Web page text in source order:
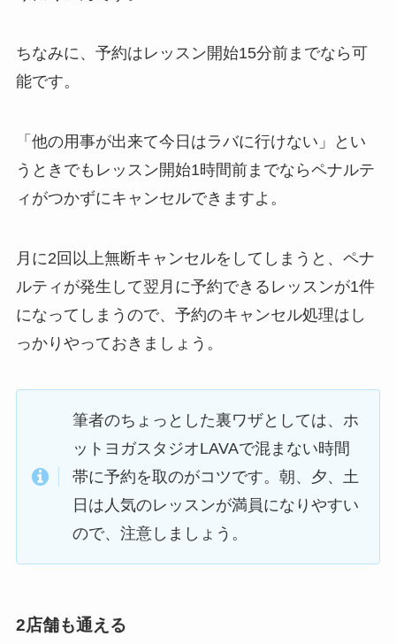
ちなみに、予約はレッスン開始15分前までなら可
能です。
「他の用事が出来て今日はラバに行けない」
とい
うときでもレッスン開始1時間前までならペナルテ
ィがつかずにキャンセルできますよ。
月に2回以上無断キャンセルをしてしまうと、ペナ
ルティが発生して翌月に予約できるレッスンが1件
になってしまうので、予約のキャンセル処理はし
っかりやっておきましょう。
筆者のちょっとした裏ワザとしては、ホ
ットヨガスタジオLAVAで混まない時間
帯に予約を取のがコツです。朝、夕、土
日は人気のレッスンが満員になりやすい
ので、注意しましょう。
2店舗も通える